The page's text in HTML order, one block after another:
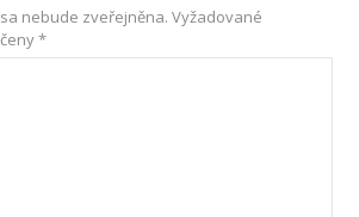
nebude zveřejněna. Vyžadované
*